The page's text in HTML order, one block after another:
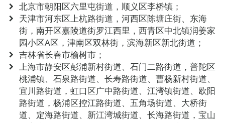
北京市朝阳区六里屯街道，顺义区李桥镇；
天津市河东区上杭路街道，河西区陈塘庄街、东海
街，南开区嘉陵道街罗江西里，西青区中北镇润姜家
园小区A区，津南区双林街，滨海新区新北街道；
吉林省长春市榆树市；
上海市静安区彭浦新村街道、石门二路街道，普陀区
桃浦镇、石泉路街道、长寿路街道、曹杨新村街道、
宜川路街道，虹口区广中路街道、江湾镇街道、欧阳
路街道，杨浦区控江路街道、五角场街道、大桥街
道、定海路街道、新江湾城街道、长海路街道，宝山